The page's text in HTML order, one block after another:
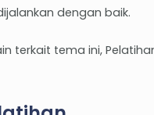
dengan baik.
terkait tema ini,